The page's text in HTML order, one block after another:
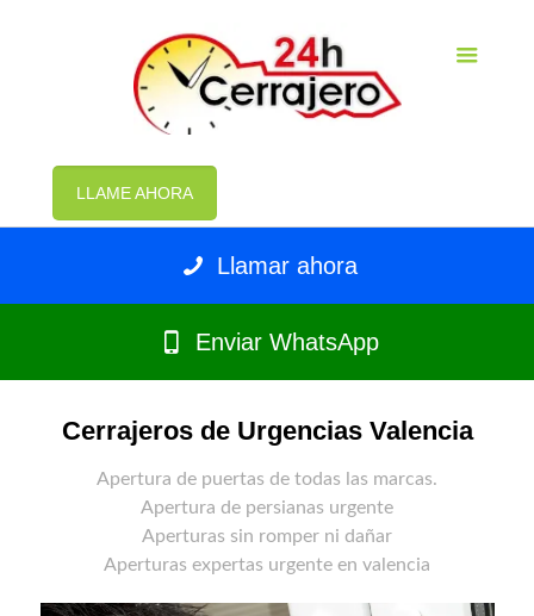
LLAME AHORA
Llamar ahora
Enviar WhatsApp
Cerrajeros de Urgencias Valencia
Apertura de puertas de todas las marcas.
Apertura de persianas urgente
Aperturas sin romper ni dañar
Aperturas expertas urgente en valencia